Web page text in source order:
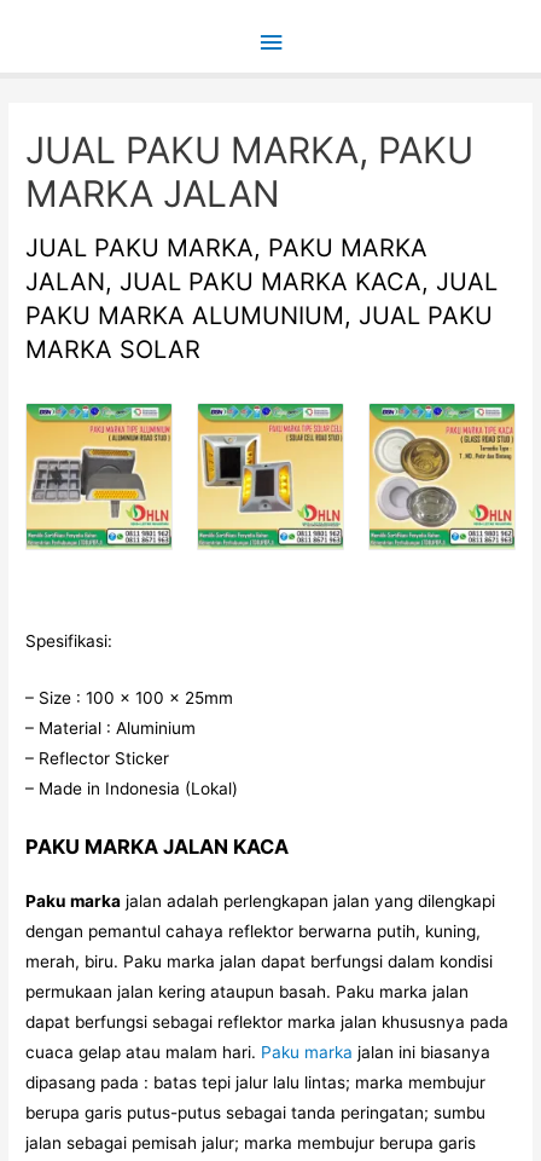
Main
JUAL PAKU MARKA, PAKU
MARKA JALAN
JUAL PAKU MARKA, PAKU MARKA
JALAN, JUAL PAKU MARKA KACA, JUAL
PAKU MARKA ALUMUNIUM, JUAL PAKU
MARKA SOLAR
Spesifikasi:
– Size : 100 x 100 x 25mm
– Material : Aluminium
– Reflector Sticker
– Made in Indonesia (Lokal)
PAKU MARKA JALAN KACA
Paku marka jalan adalah perlengkapan jalan yang dilengkapi
dengan pemantul cahaya reflektor berwarna putih, kuning,
merah, biru. Paku marka jalan dapat berfungsi dalam kondisi
permukaan jalan kering ataupun basah. Paku marka jalan
dapat berfungsi sebagai reflektor marka jalan khususnya pada
cuaca gelap atau malam hari. Paku marka jalan ini biasanya
dipasang pada : batas tepi jalur lalu lintas; marka membujur
berupa garis putus-putus sebagai tanda peringatan; sumbu
jalan sebagai pemisah jalur; marka membujur berupa garis